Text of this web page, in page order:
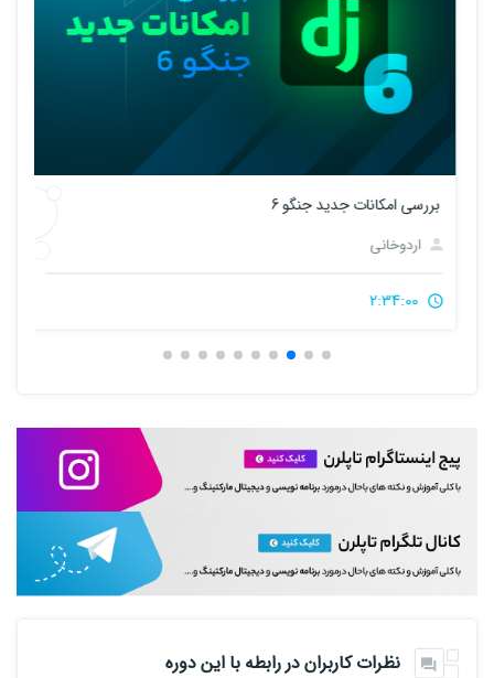
بررسی امکانات جدید جنگو 6
اردوخانی
نظرات کاربران در رابطه با این دوره